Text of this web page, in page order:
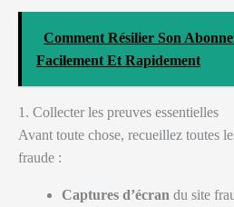
Comment Résilier Son
Facilement Et Rapidement
1. Collecter les preuves essentielles
Avant toute chose, recueillez toutes
fraude :
Captures d’écran du site